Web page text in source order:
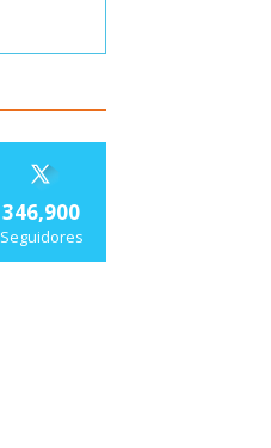
346,900
Seguidores